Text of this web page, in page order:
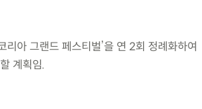
리아 그랜드 페스티벌’을 연 2회 정례화하여
계획임.